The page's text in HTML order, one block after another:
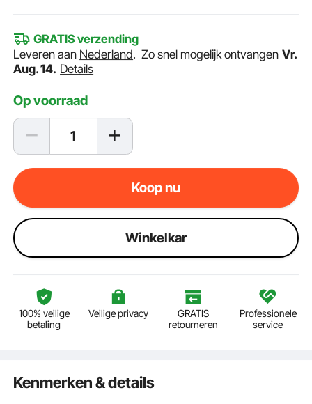
GRATIS verzending
Leveren aan Nederland.Zo snel mogelijk ontvangen Vr.
Aug. 14. Details
Op voorraad
Koop nu
Winkelkar
100% veilige
betaling
Veilige privacy
GRATIS
retourneren
Professionele
service
Kenmerken & details